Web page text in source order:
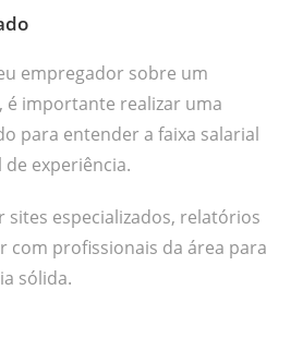
empregador sobre um
é importante realizar uma
para entender a faixa salarial
de experiência.
sites especializados, relatórios
com profissionais da área para
sólida.